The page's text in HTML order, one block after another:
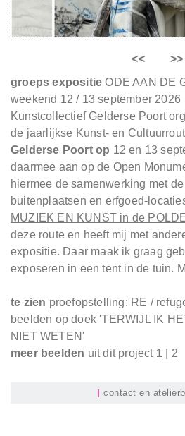
<<
>>
groeps expositieODE AAN DE
weekend 12 / 13 september 2026
Kunstcollectief Gelderse Poort
de jaarlijkse Kunst- en
Gelderse Poort op 12 en 13
daarmee aan op de Open
hiermee de samenwerking met
buitenplaatsen en erfgoed-
MUZIEK EN KUNST in de
deze route en heeft mij met
expositie. Daar maak ik graag
exposeren in een tent in de tuin.
te zien proefopstelling: RE /
beelden op doek 'TERWIJL IK
NIET WETEN'
meer beelden uit dit project 1 2
contact en